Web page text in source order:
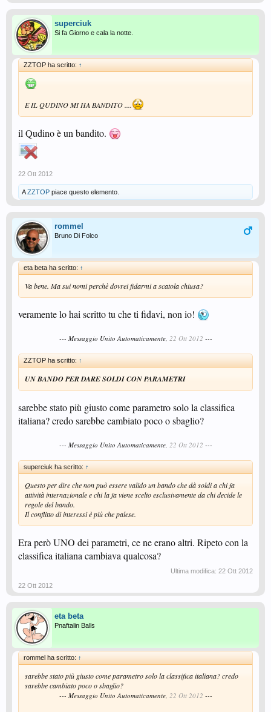
superciuk
Si fa Giorno e cala la notte.
ZZTOP ha scritto: ↑
E IL QUDINO MI HA BANDITO ....
il Qudino è un bandito.
22 Ott 2012
AZZTOP piace questo elemento.
rommel
Bruno Di Folco
eta beta ha scritto: ↑
Va bene. Ma sui nomi perchè dovrei fidarmi a scatola chiusa?
veramente lo hai scritto tu che ti fidavi, non io!
--- Messaggio Unito Automaticamente, 22 Ott 2012 ---
ZZTOP ha scritto: ↑
UN BANDO PER DARE SOLDI CON PARAMETRI
sarebbe stato più giusto come parametro solo la classifica
italiana? credo sarebbe cambiato poco o sbaglio?
--- Messaggio Unito Automaticamente, 22 Ott 2012 ---
superciuk ha scritto: ↑
Questo per dire che non può essere valido un bando che dà soldi a chi fa
attività internazionale e chi la fa viene scelto esclusivamente da chi decide le
regole del bando.
Il conflitto di interessi è più che palese.
Era però UNO dei parametri, ce ne erano altri. Ripeto con la
classifica italiana cambiava qualcosa?
Ultima modifica: 22 Ott 2012
22 Ott 2012
eta beta
Pnaftalin Balls
rommel ha scritto: ↑
sarebbe stato più giusto come parametro solo la classifica italiana? credo
sarebbe cambiato poco o sbaglio?
--- Messaggio Unito Automaticamente, 22 Ott 2012 ---